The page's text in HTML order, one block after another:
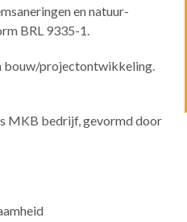
en natuur-
BRL 9335-1.
bouw/projectontwikkeling.
MKB bedrijf, gevormd door